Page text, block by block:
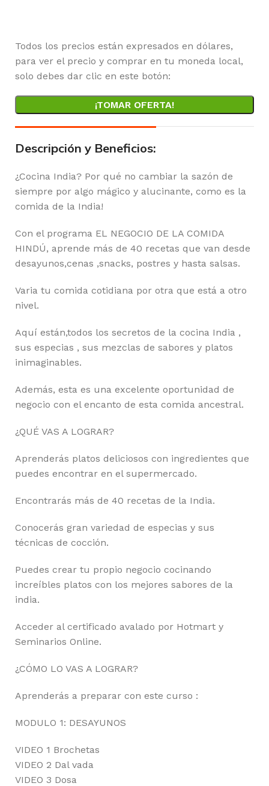
Todos los precios están expresados en dólares,
para ver el precio y comprar en tu moneda local,
solo debes dar clic en este botón:
¡TOMAR OFERTA!
Descripción y Beneficios:
¿Cocina India? Por qué no cambiar la sazón de
siempre por algo mágico y alucinante, como es la
comida de la India!
Con el programa EL NEGOCIO DE LA COMIDA
HINDÚ, aprende más de 40 recetas que van desde
desayunos,cenas ,snacks, postres y hasta salsas.
Varia tu comida cotidiana por otra que está a otro
nivel.
Aquí están,todos los secretos de la cocina India ,
sus especias , sus mezclas de sabores y platos
inimaginables.
Además, esta es una excelente oportunidad de
negocio con el encanto de esta comida ancestral.
¿QUÉ VAS A LOGRAR?
Aprenderás platos deliciosos con ingredientes que
puedes encontrar en el supermercado.
Encontrarás más de 40 recetas de la India.
Conocerás gran variedad de especias y sus
técnicas de cocción.
Puedes crear tu propio negocio cocinando
increíbles platos con los mejores sabores de la
india.
Acceder al certificado avalado por Hotmart y
Seminarios Online.
¿CÓMO LO VAS A LOGRAR?
Aprenderás a preparar con este curso :
MODULO 1: DESAYUNOS
VIDEO 1 Brochetas
VIDEO 2 Dal vada
VIDEO 3 Dosa